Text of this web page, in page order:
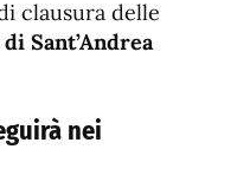
clausura delle
Sant’Andrea
nei